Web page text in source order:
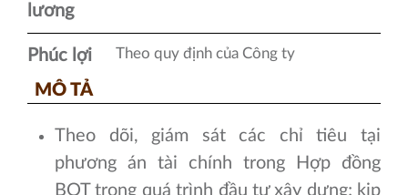
lương
Phúc lợi Theo quy định của Công ty
MÔ TẢ
Theo dõi, giám sát các chỉ tiêu tại
phương án tài chính trong Hợp đồng
BOT trong quá trình đầu tư xây dựng; kịp